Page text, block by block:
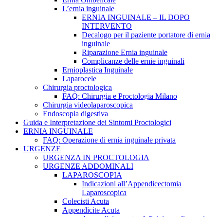
L’ernia inguinale
ERNIA INGUINALE – IL DOPO
INTERVENTO
Decalogo per il paziente portatore di ernia
inguinale
Riparazione Ernia inguinale
Complicanze delle ernie inguinali
Ernioplastica Inguinale
Laparocele
Chirurgia proctologica
FAQ: Chirurgia e Proctologia Milano
Chirurgia videolaparoscopica
Endoscopia digestiva
Guida e Interpretazione dei Sintomi Proctologici
ERNIA INGUINALE
FAQ: Operazione di ernia inguinale privata
URGENZE
URGENZA IN PROCTOLOGIA
URGENZE ADDOMINALI
LAPAROSCOPIA
Indicazioni all’Appendicectomia
Laparoscopica
Colecisti Acuta
Appendicite Acuta